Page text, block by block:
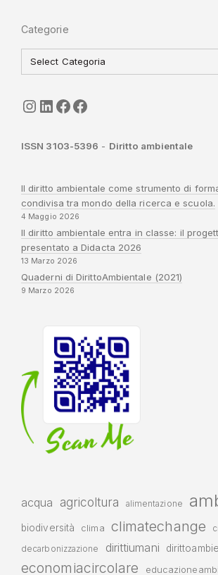
Categorie
seguici
LinkedIn
ISGI-CNRSapienza
ISSN 3103-5396 - Diritto ambientale
Il diritto ambientale come strumento di
condivisa tra mondo della ricerca e scuola.
4 Maggio 2026
Il diritto ambientale entra in classe: il
presentato a Didacta 2026
13 Marzo 2026
Quaderni di DirittoAmbientale (2021)
9 Marzo 2026
acqua agricoltura alimentazione
biodiversità clima climatechange
decarbonizzazione dirittiumani
economiacircolare